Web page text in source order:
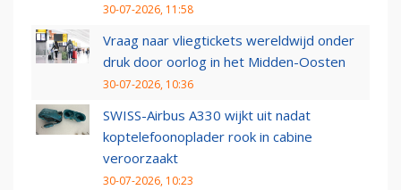
30-07-2026, 11:58
Vraag naar vliegtickets wereldwijd onder
druk door oorlog in het Midden-Oosten
30-07-2026, 10:36
SWISS-Airbus A330 wijkt uit nadat
koptelefoonoplader rook in cabine
veroorzaakt
30-07-2026, 10:23